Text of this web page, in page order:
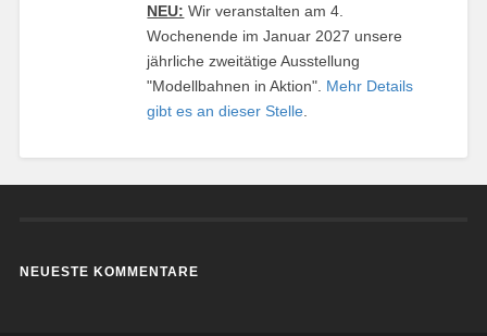
NEU: Wir veranstalten am 4.
Wochenende im Januar 2027 unsere
jährliche zweitätige Ausstellung
"Modellbahnen in Aktion". Mehr Details
gibt es an dieser Stelle
NEUESTE KOMMENTARE